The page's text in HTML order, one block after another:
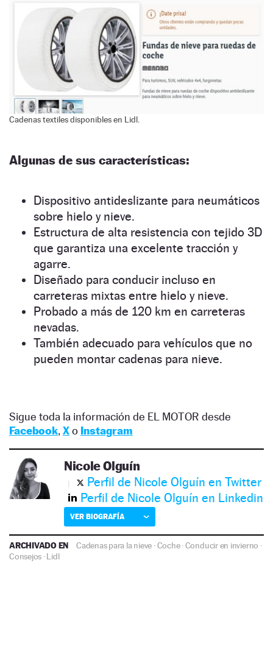
Cadenas textiles disponibles en Lidl.
Algunas de sus características:
Dispositivo antideslizante para neumáticos
sobre hielo y nieve.
Estructura de alta resistencia con tejido 3D
que garantiza una excelente tracción y
agarre.
Diseñado para conducir incluso en
carreteras mixtas entre hielo y nieve.
Probado a más de 120 km en carreteras
nevadas.
También adecuado para vehículos que no
pueden montar cadenas para nieve.
Sigue toda la información de EL MOTOR desde
Facebook, Xo Instagram
Nicole Olguín
Perfil de Nicole Olguín en Twitter
Perfil de Nicole Olguín en Linkedin
VER BIOGRAFÍA
ARCHIVADO EN Cadenas para la nieve ·Coche·Conducir en invierno ·
Consejos ·Lidl